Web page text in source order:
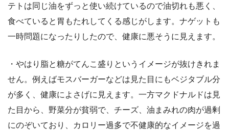
テトは同じ油をずっと使い続けているので油切れも悪く、
食べていると胃もたれしてくる感じがします。ナゲットも
一時問題になったりしたので、健康に悪そうに見えます。
・やはり脂と糖がてんこ盛りというイメージが抜けきれま
せん。例えばモスバーガーなどは見た目にもベジタブル分
が多く、健康によさげに見えます。一方マクドナルドは見
た目から、野菜分が貧弱で、チーズ、油まみれの肉が過剰
にのぞいており、カロリー過多で不健康的なイメージを過